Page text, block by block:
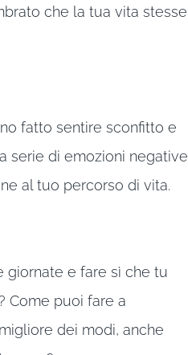
che la tua vita stesse
fatto sentire sconfitto e
serie di emozioni negative
al tuo percorso di vita.
giornate e fare sì che tu
Come puoi fare a
dei modi, anche